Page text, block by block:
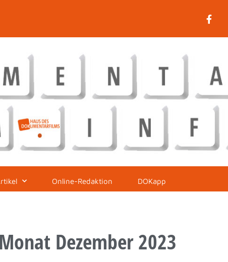
Online-Redaktion DOKapp
Dezember 2023